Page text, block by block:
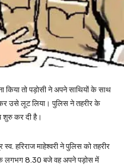
तो पड़ोसी ने अपने साथियों के साथ
उसे लूट लिया। पुलिस ने तहरीर के
शुरु कर दी है।
स्व. हरिराज माहेश्वरी ने पुलिस को तहरीर
के लगभग 8.30 बजे वह अपने पड़ोस में